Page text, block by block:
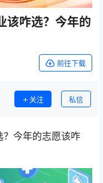
该咋选？今年的
前往下载
关注 私信
今年的志愿该咋